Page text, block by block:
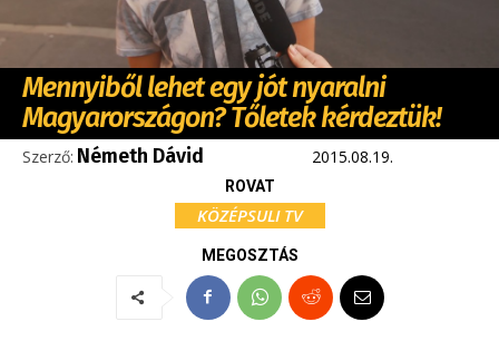
Mennyiből lehet egy jót nyaralni
Magyarországon? Tőletek kérdeztük!
Szerző: Németh Dávid 2015.08.19.
ROVAT
KÖZÉPSULI TV
MEGOSZTÁS